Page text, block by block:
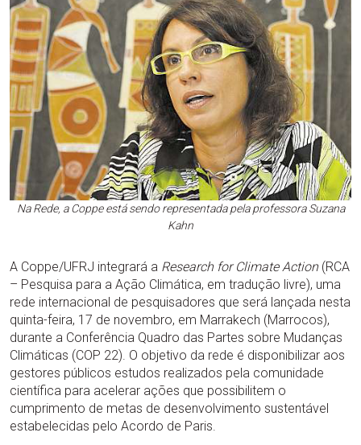
Na Rede, a Coppe está sendo representada pela professora Suzana
Kahn
A Coppe/UFRJ integrará a Research for Climate Action(RCA
– Pesquisa para a Ação Climática, em tradução livre), uma
rede internacional de pesquisadores que será lançada nesta
quinta-feira, 17 de novembro, em Marrakech (Marrocos),
durante a Conferência Quadro das Partes sobre Mudanças
Climáticas (COP 22). O objetivo da rede é disponibilizar aos
gestores públicos estudos realizados pela comunidade
científica para acelerar ações que possibilitem o
cumprimento de metas de desenvolvimento sustentável
estabelecidas pelo Acordo de Paris.